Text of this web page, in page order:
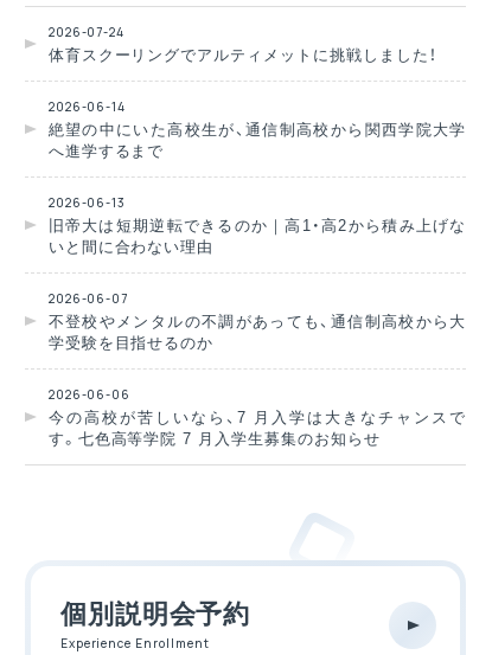
2026-07-24
体育スクーリングでアルティメットに挑戦しました！
2026-06-14
絶望の中にいた高校生が、通信制高校から関西学院大学
へ進学するまで
2026-06-13
旧帝大は短期逆転できるのか｜高1・高2から積み上げな
いと間に合わない理由
2026-06-07
不登校やメンタルの不調があっても、通信制高校から大
学受験を目指せるのか
2026-06-06
今の高校が苦しいなら、7 月入学は大きなチャンスで
す。七色高等学院 7 月入学生募集のお知らせ
個別説明会予約
Experience Enrollment